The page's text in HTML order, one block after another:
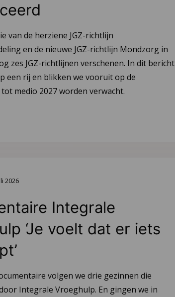
van de herziene JGZ-richtlijn
en de nieuwe JGZ-richtlijn Mondzorg in
zes JGZ-richtlijnen verschenen. In dit bericht
een rij en blikken we vooruit op de
medio 2027 worden verwacht.
2026
Integrale
‘Je voelt dat er iets
volgen we drie gezinnen die
Integrale Vroeghulp. En gingen we in